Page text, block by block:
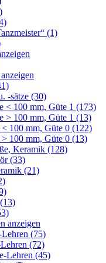
(1)
-sätze (30)
< 100 mm, Güte 1 (173)
> 100 mm, Güte 1 (13)
100 mm, Güte 0 (122)
100 mm, Güte 0 (13)
Keramik (128)
(33)
(21)
anzeigen
(75)
(72)
Lehren (45)